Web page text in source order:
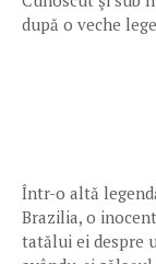
după o veche
Într-o altă
Brazilia, o
tatălui ei despre